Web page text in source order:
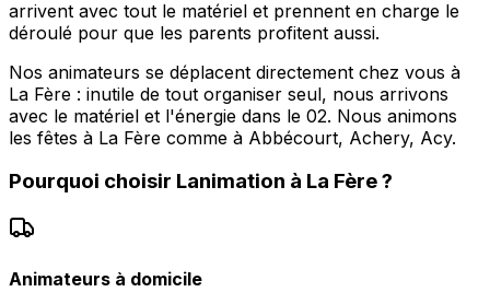
arrivent avec tout le matériel et prennent en charge le
déroulé pour que les parents profitent aussi.
Nos animateurs se déplacent directement chez vous à
La Fère : inutile de tout organiser seul, nous arrivons
avec le matériel et l'énergie dans le 02. Nous animons
les fêtes à La Fère comme à Abbécourt, Achery, Acy.
Pourquoi choisir Lanimation à La Fère?
Animateurs à domicile